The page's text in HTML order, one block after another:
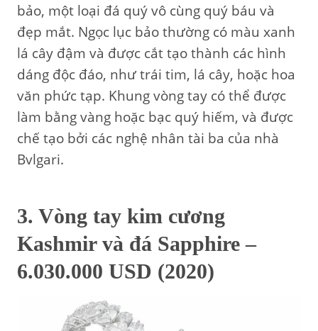
bảo, một loại đá quý vô cùng quý báu và
đẹp mắt. Ngọc lục bảo thường có màu xanh
lá cây đậm và được cắt tạo thành các hình
dáng độc đáo, như trái tim, lá cây, hoặc hoa
văn phức tạp. Khung vòng tay có thể được
làm bằng vàng hoặc bạc quý hiếm, và được
chế tạo bởi các nghệ nhân tài ba của nhà
Bvlgari.
3. Vòng tay kim cương
Kashmir và đá Sapphire –
6.030.000 USD (2020)